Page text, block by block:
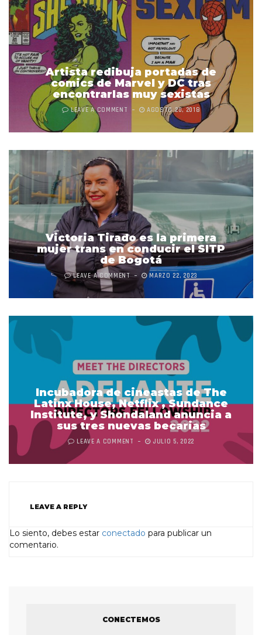
Artista redibuja portadas de
comics de Marvel y DC tras
encontrarlas muy sexistas
LEAVE A COMMENT AGOSTO 20, 2018
Victoria Tirado es la primera
mujer trans en conducir el SITP
de Bogotá
LEAVE A COMMENT MARZO 22, 2023
Incubadora de cineastas de The
Latinx House, Netflix , Sundance
Institute, y Shondaland anuncia a
sus tres nuevas becarias
LEAVE A COMMENT JULIO 5, 2022
LEAVE A REPLY
Lo siento, debes estar conectado para publicar un
comentario.
CONECTEMOS